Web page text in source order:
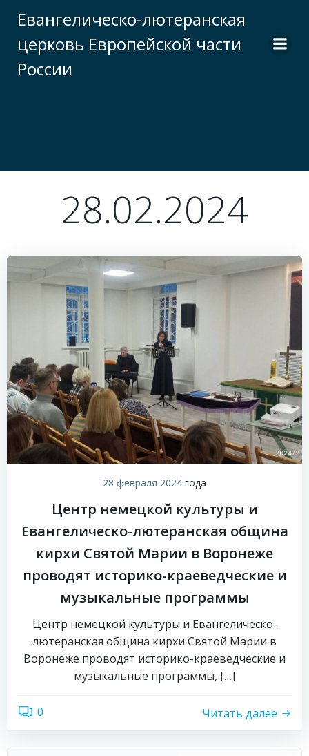
к
содержимому
Евангелическо-лютеранская
церковь Европейской части
России
28.02.2024
28 февраля 2024 года
Центр немецкой культуры и
Евангелическо-лютеранская община
кирхи Святой Марии в Воронеже
проводят историко-краеведческие и
музыкальные программы
Центр немецкой культуры и Евангелическо-
лютеранская община кирхи Святой Марии в
Воронеже проводят историко-краеведческие и
музыкальные программы, […]
0 Читать далее